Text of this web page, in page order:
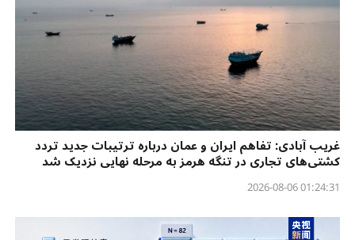
غریب آبادی: تفاهم ایران و عمان درباره ترتیبات جدید تردد
کشتی‌های تجاری در تنگه هرمز به مرحله نهایی نزدیک شد
01:24:31 2026-08-06